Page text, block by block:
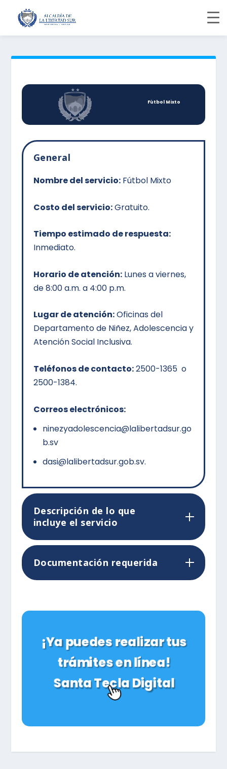
Fútbol Mixto
General
Nombre del servicio:Fútbol Mixto
Costo del servicio:Gratuito.
Tiempo estimado de respuesta:
Inmediato.
Horario de atención:Lunes a viernes,
de 8:00 a.m. a 4:00 p.m.
Lugar de atención:Oficinas del
Departamento de Niñez, Adolescencia y
Atención Social Inclusiva.
Teléfonos de contacto:2500-1365 o
2500-1384.
Correos electrónicos:
ninezyadolescencia@lalibertadsur.go
b.sv
dasi@lalibertadsur.gob.sv.
Descripción de lo que
incluye el servicio
Documentación requerida
¡Ya puedes realizar tus
trámites en línea!
Santa Tecla Digital